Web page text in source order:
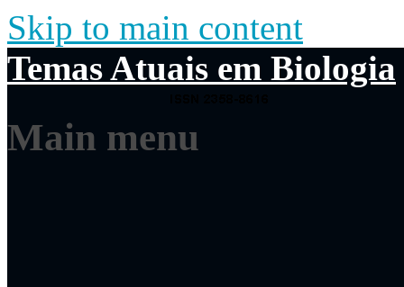
Skip to main content
Temas Atuais em Biologia
Main menu